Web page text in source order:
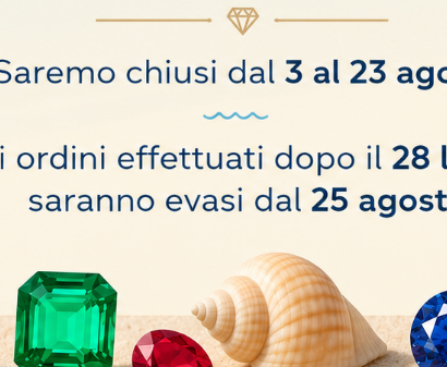
azzurre. Confezione da 25,
comprato anche: